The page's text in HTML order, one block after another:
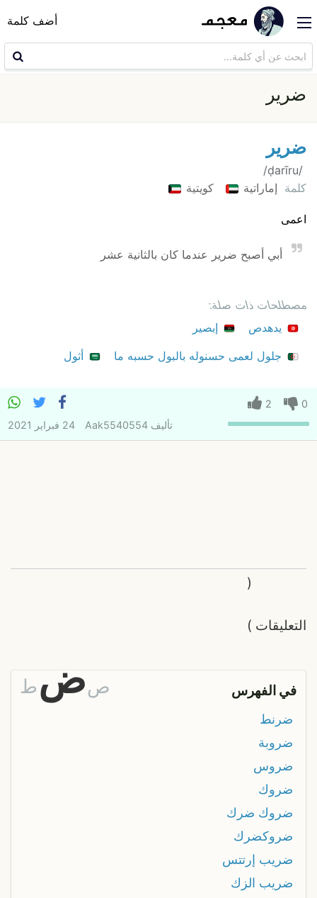
أضف كلمة
ضرير
ضرير
‏ /ḍarīru/
كلمة إماراتية كويتية
اعمى
أبي أصبح ضرير عندما كان بالثانية عشر
مصطلحات ذات صلة:
يدهدص
إبصير
جلول لعمى حسنوله بالبول حسبه ما
أثول
0
2
تأليفAak5540554 24 فبراير 2021
التعليقات
(
)
في الفهرس صضط
ضرنط
ضروبة
ضروس
ضروك
ضروك ضرك
ضروكضرك
ضريب إرتتس
ضريب الزك